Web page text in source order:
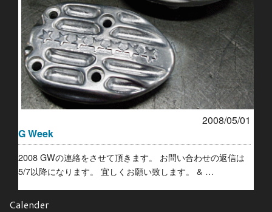
2008/05/01
G Week
2008 GWの連絡をさせて頂きます。 お問い合わせの返信は
5/7以降になります。 宜しくお願い致します。 & …
Calender